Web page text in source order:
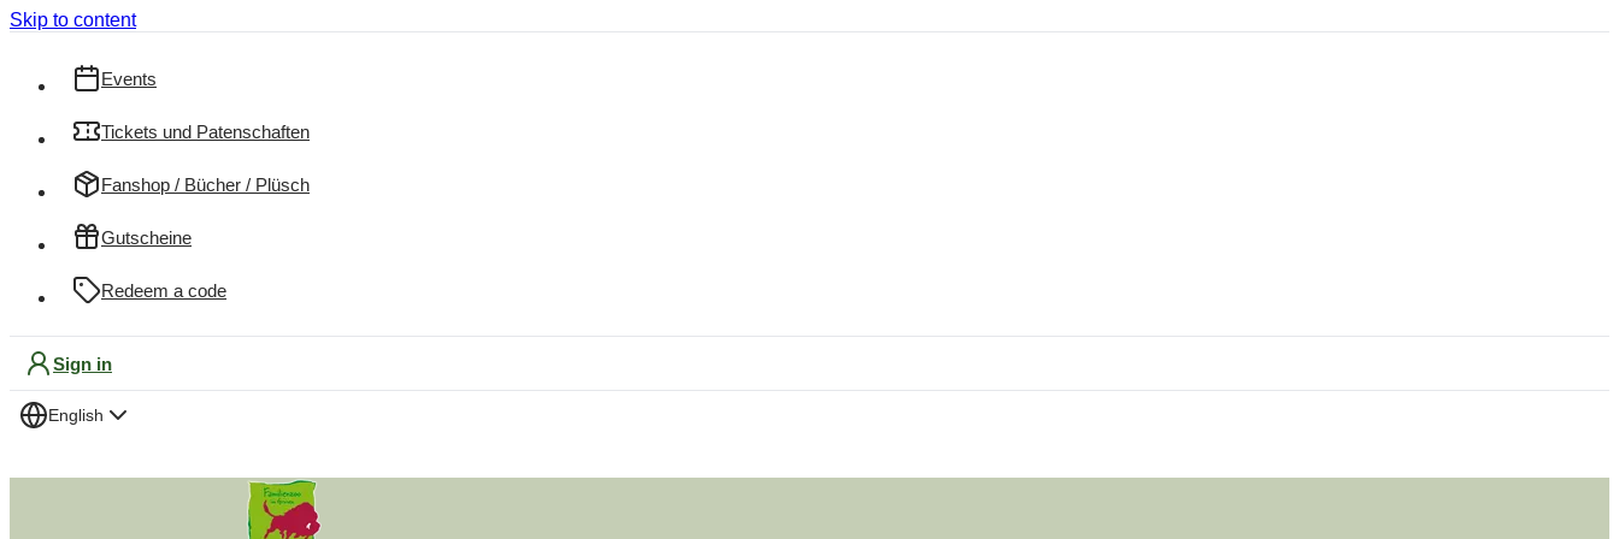
Skip to content
Events
Tickets und Patenschaften
Fanshop / Bücher / Plüsch
Gutscheine
Redeem a code
Sign in
English